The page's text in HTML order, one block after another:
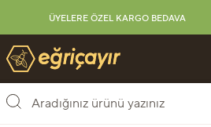
ÜYELERE ÖZEL KARGO BEDAVA
Eğriçayır Organik Arı Ürünleri